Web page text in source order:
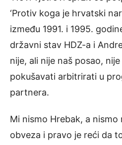
‘Protiv koga je hrvatski
između 1991. i 1995.
državni stav HDZ-a i
nije, ali nije naš posao,
pokušavati arbitrirati u
partnera.
Mi nismo Hrebak, a nismo
obveza i pravo je reći da